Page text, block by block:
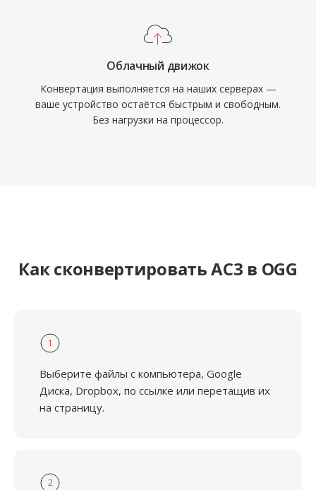
Облачный движок
Конвертация выполняется на наших серверах —
ваше устройство остаётся быстрым и свободным.
Без нагрузки на процессор.
Как сконвертировать AC3 в OGG
1
Выберите файлы с компьютера, Google
Диска, Dropbox, по ссылке или перетащив их
на страницу.
2